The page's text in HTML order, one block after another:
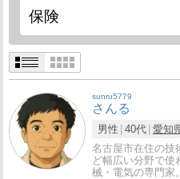
sunru5779
さんる
男性 40代 愛知
名古屋市在住の技
ど幅広い分野で使
械・電気の専門家